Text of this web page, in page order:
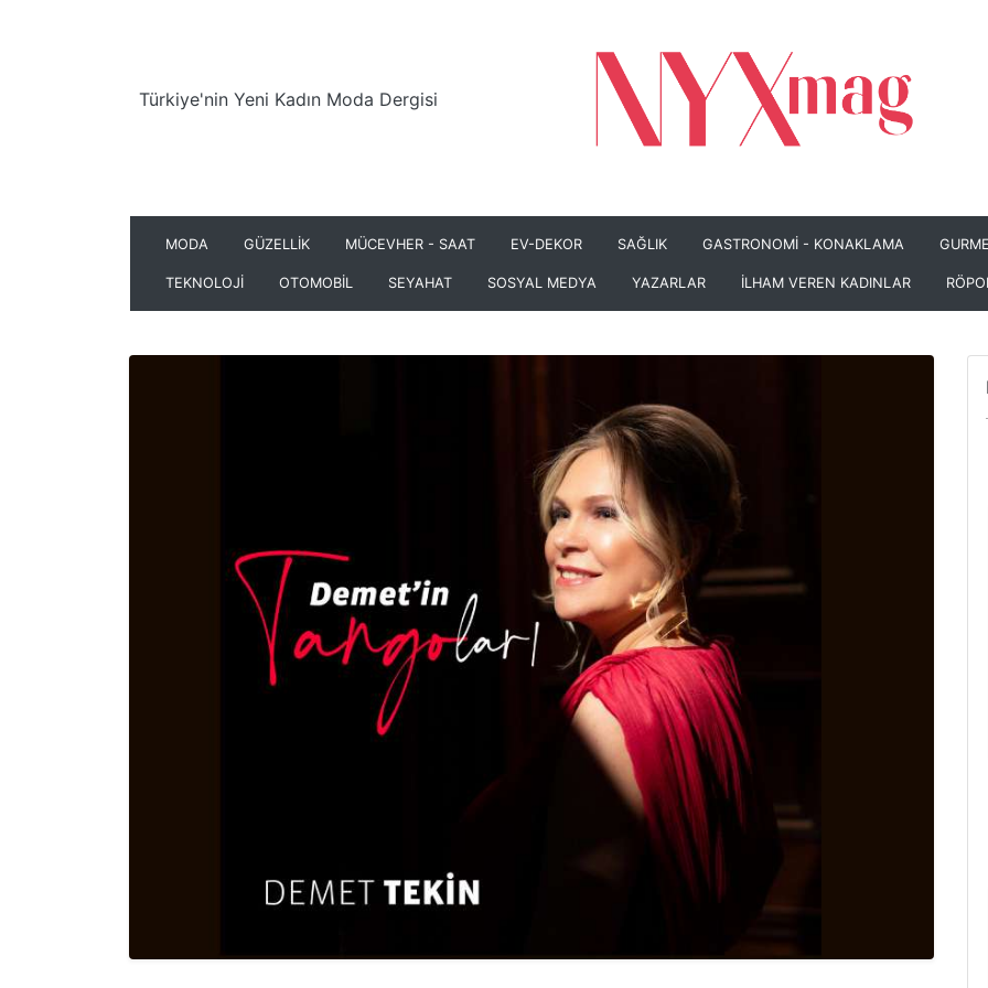
Türkiye'nin Yeni Kadın Moda Dergisi
MODA GÜZELLİK MÜCEVHER - SAAT EV-DEKOR SAĞLIK GASTRONOMİ - KONAKLAMA
TEKNOLOJİ OTOMOBİL SEYAHAT SOSYAL MEDYA YAZARLAR İLHAM VEREN KADINLAR